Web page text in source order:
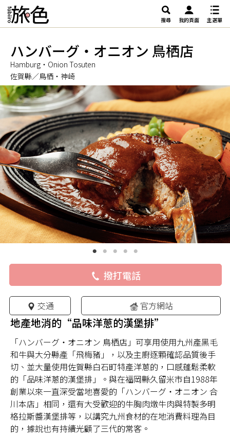
搜尋 我的頁面 主選單
ハンバーグ・オニオン 鳥栖店
Hamburg・Onion Tosuten
佐賀縣／鳥栖・神崎
撥打電話
交通 官方網站
地產地消的“品味洋蔥的漢堡排”
「ハンバーグ・オニオン 鳥栖店」可享用使用九州產黑毛
和牛與大分縣產「飛梅豬」，以及主廚逐顆確認品質後手
切、並大量使用佐賀縣白石町特產洋蔥的，口感蓬鬆柔軟
的「品味洋蔥的漢堡排」。與在福岡縣久留米市自1988年
創業以來一直深受當地喜愛的「ハンバーグ・オニオン 合
川本店」相同，還有大受歡迎的牛胸肉燉牛肉與特製多明
格拉斯醬漢堡排等，以講究九州食材的在地消費料理為目
的，據說也有持續光顧了三代的常客。